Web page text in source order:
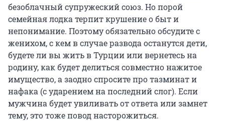
безоблачный супружеский союз. Но порой
семейная лодка терпит крушение о быт и
непонимание. Поэтому обязательно обсудите с
женихом, с кем в случае развода останутся дети,
будете ли вы жить в Турции или вернетесь на
родину, как будет делиться совместно нажитое
имущество, а заодно спросите про тазминат и
нафака (с ударением на последний слог). Если
мужчина будет увиливать от ответа или замнет
тему, это тоже повод насторожиться.